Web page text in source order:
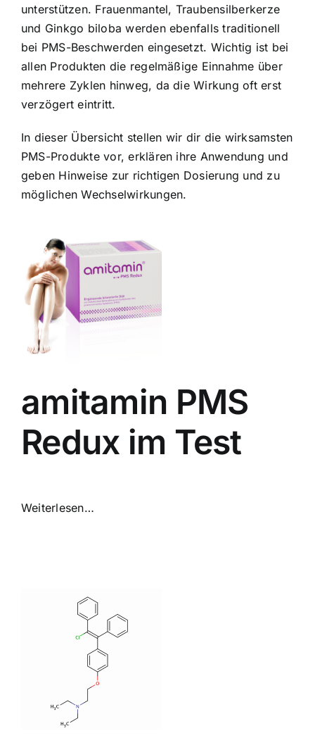
unterstützen. Frauenmantel, Traubensilberkerze
und Ginkgo biloba werden ebenfalls traditionell
bei PMS-Beschwerden eingesetzt. Wichtig ist bei
allen Produkten die regelmäßige Einnahme über
mehrere Zyklen hinweg, da die Wirkung oft erst
verzögert eintritt.
In dieser Übersicht stellen wir dir die wirksamsten
PMS-Produkte vor, erklären ihre Anwendung und
geben Hinweise zur richtigen Dosierung und zu
möglichen Wechselwirkungen.
amitamin PMS
Redux im Test
Weiterlesen…